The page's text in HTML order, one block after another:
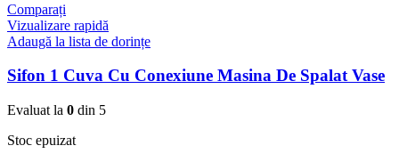
Comparați
Vizualizare rapidă
Adaugă la lista de dorințe
Sifon 1 Cuva Cu Conexiune Masina De Spalat Vase
Evaluat la 0 din 5
Stoc epuizat